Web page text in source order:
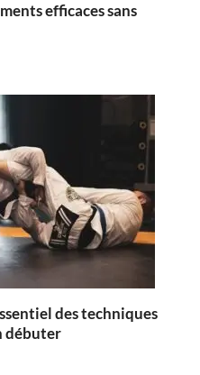
efficaces sans
des techniques
débuter